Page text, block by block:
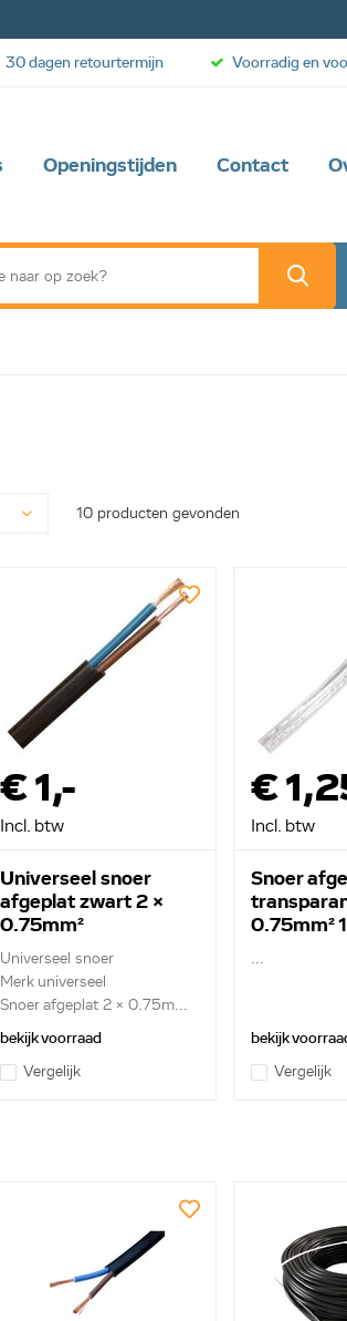
Openingstijden Contact
30 dagen retourtermijn Voorradig en
10 producten gevonden
€ 1,-
Incl. btw
Universeel snoer
afgeplat zwart 2 x
0.75mm²
Universeel snoer
Merk universeel
Snoer afgeplat 2 x 0.75m...
bekijk voorraad
Vergelijk
€
Incl. btw
Snoer
0.75mm²
...
bekijk
Vergelijk